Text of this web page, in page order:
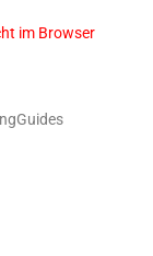
im Browser